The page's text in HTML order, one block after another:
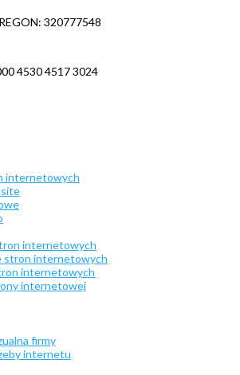
320777548
4530 4517 3024
internetowych
internetowych
stron internetowych
internetowych
internetowej
firmy
internetu